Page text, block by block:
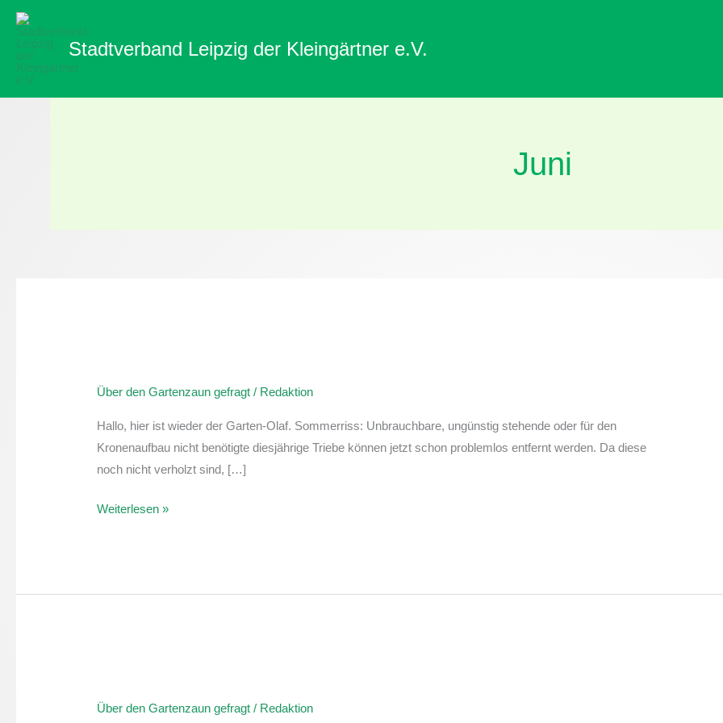
Zum
Inhalt
springen
Stadtverband Leipzig der Kleingärtner e.V.
Juni
Über den Gartenzaun gefragt / Redaktion
Hallo, hier ist wieder der Garten-Olaf. Sommerriss: Unbrauchbare, ungünstig stehende oder für den
Kronenaufbau nicht benötigte diesjährige Triebe können jetzt schon problemlos entfernt werden. Da diese
noch nicht verholzt sind, […]
Gartenzaun
gefragt:
Tipps
Juni
Weiterlesen »
Über den Gartenzaun gefragt / Redaktion
Gartenzaun